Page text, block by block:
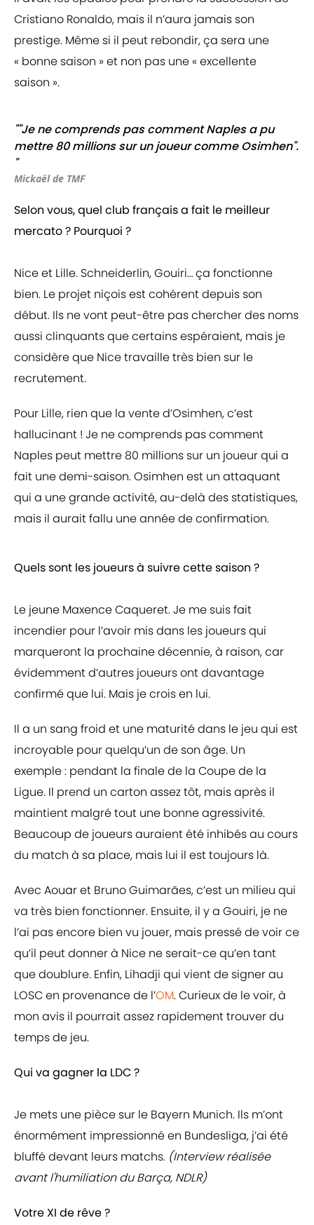
Cristiano Ronaldo, mais il n’aura jamais son
prestige. Même si il peut rebondir, ça sera une
« bonne saison » et non pas une « excellente
saison ».
""Je ne comprends pas comment Naples a pu
mettre 80 millions sur un joueur comme Osimhen".
"
Mickaël de TMF
Selon vous, quel club français a fait le meilleur
mercato ? Pourquoi ?
Nice et Lille. Schneiderlin, Gouiri… ça fonctionne
bien. Le projet niçois est cohérent depuis son
début. Ils ne vont peut-être pas chercher des noms
aussi clinquants que certains espéraient, mais je
considère que Nice travaille très bien sur le
recrutement.
Pour Lille, rien que la vente d’Osimhen, c’est
hallucinant ! Je ne comprends pas comment
Naples peut mettre 80 millions sur un joueur qui a
fait une demi-saison. Osimhen est un attaquant
qui a une grande activité, au-delà des statistiques,
mais il aurait fallu une année de confirmation.
Quels sont les joueurs à suivre cette saison ?
Le jeune Maxence Caqueret. Je me suis fait
incendier pour l’avoir mis dans les joueurs qui
marqueront la prochaine décennie, à raison, car
évidemment d’autres joueurs ont davantage
confirmé que lui. Mais je crois en lui.
Il a un sang froid et une maturité dans le jeu qui est
incroyable pour quelqu’un de son âge. Un
exemple : pendant la finale de la Coupe de la
Ligue. Il prend un carton assez tôt, mais après il
maintient malgré tout une bonne agressivité.
Beaucoup de joueurs auraient été inhibés au cours
du match à sa place, mais lui il est toujours là.
Avec Aouar et Bruno Guimarães, c’est un milieu qui
va très bien fonctionner. Ensuite, il y a Gouiri, je ne
l’ai pas encore bien vu jouer, mais pressé de voir ce
qu’il peut donner à Nice ne serait-ce qu’en tant
que doublure. Enfin, Lihadji qui vient de signer au
LOSC en provenance de l’OM. Curieux de le voir, à
mon avis il pourrait assez rapidement trouver du
temps de jeu.
Qui va gagner la LDC ?
Je mets une pièce sur le Bayern Munich. Ils m’ont
énormément impressionné en Bundesliga, j’ai été
bluffé devant leurs matchs. (Interview réalisée
avant l'humiliation du Barça, NDLR)
Votre XI de rêve ?